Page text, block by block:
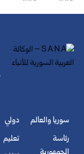
سوريا والعالم
رئاسة
دولي
تعليم